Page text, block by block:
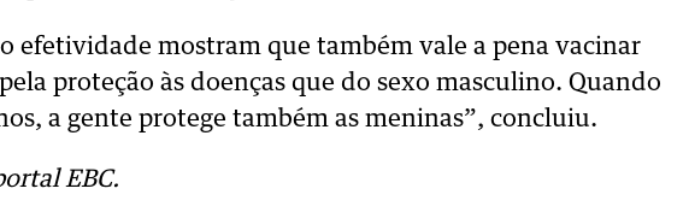
efetividade mostram que também vale a pena vacinar
proteção às doenças que do sexo masculino. Quando
a gente protege também as meninas”, concluiu.
EBC.